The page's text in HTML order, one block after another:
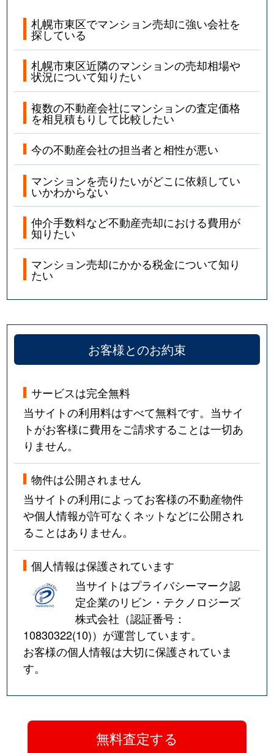
札幌市東区でマンション売却に強い会社を
探している
札幌市東区近隣のマンションの売却相場や
状況について知りたい
複数の不動産会社にマンションの査定価格
を相見積もりして比較したい
今の不動産会社の担当者と相性が悪い
マンションを売りたいがどこに依頼してい
いかわからない
仲介手数料など不動産売却における費用が
知りたい
マンション売却にかかる税金について知り
たい
お客様とのお約束
サービスは完全無料
当サイトの利用料はすべて無料です。当サイ
トがお客様に費用をご請求することは一切あ
りません。
物件は公開されません
当サイトの利用によってお客様の不動産物件
や個人情報が許可なくネットなどに公開され
ることはありません。
個人情報は保護されています
当サイトはプライバシーマーク認
定企業のリビン・テクノロジーズ
株式会社（認証番号：
10830322(10)）が運営しています。
お客様の個人情報は大切に保護されていま
す。